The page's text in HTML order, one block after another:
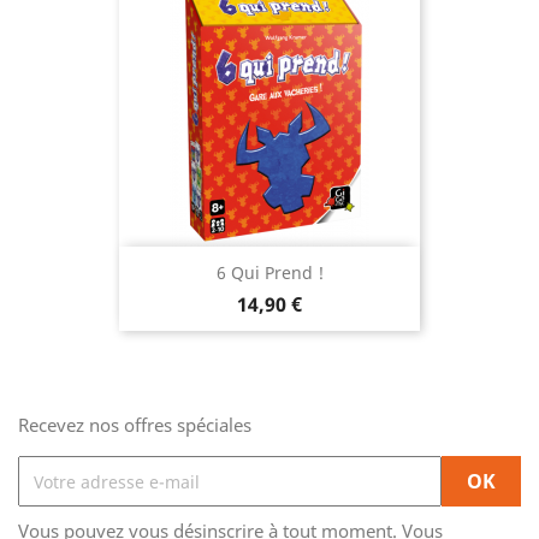
6 Qui Prend !
Prix
14,90 €
Recevez nos offres spéciales
Vous pouvez vous désinscrire à tout moment. Vous